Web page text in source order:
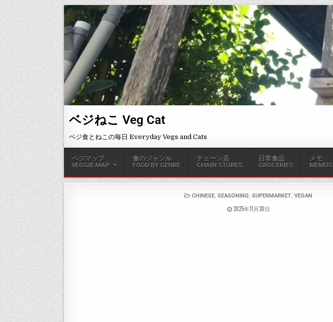
ベジねこ Veg Cat
ベジ食とねこの毎日 Everyday Vegs and Cats
ベジマップ
VEGGIE MAP
食のジャンル
FOOD BY GENRE
チェーン店
CHAIN STORES
日常食品
GROCERIES
メモ
MEMOS
CHINESE ,SEASONING ,SUPERMARKET ,VEGAN
2025年11月30日